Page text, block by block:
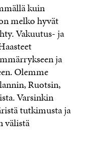
kuin
melko hyvät
Vakuutus- ja
ja
Olemme
Ruotsin,
Varsinkin
tutkimusta ja
välistä